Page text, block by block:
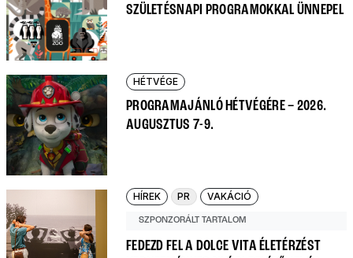
SZÜLETÉSNAPI PROGRAMOKKAL ÜNNEPEL
HÉTVÉGE
PROGRAMAJÁNLÓ HÉTVÉGÉRE – 2026.
AUGUSZTUS 7-9.
HÍREK PR VAKÁCIÓ
SZPONZORÁLT TARTALOM
FEDEZD FEL A DOLCE VITA ÉLETÉRZÉST